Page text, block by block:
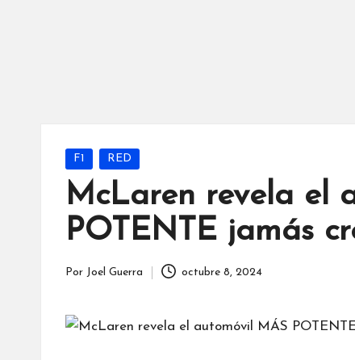
Publicada
en
F1 RED
McLaren revela el
POTENTE jamás
Por Joel Guerra octubre 8, 2024